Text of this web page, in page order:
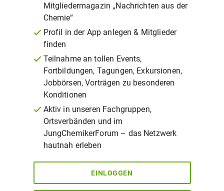
Mitgliedermagazin „Nachrichten aus der
Chemie“
Profil in der App anlegen & Mitglieder
finden
Teilnahme an tollen Events,
Fortbildungen, Tagungen, Exkursionen,
Jobbörsen, Vorträgen zu besonderen
Konditionen
Aktiv in unseren Fachgruppen,
Ortsverbänden und im
JungChemikerForum – das Netzwerk
hautnah erleben
EINLOGGEN